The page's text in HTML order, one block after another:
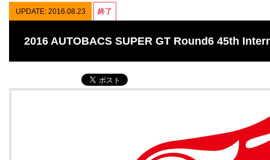
UPDATE: 2016.08.23 終了
2016 AUTOBACS SUPER GT Round6 45th